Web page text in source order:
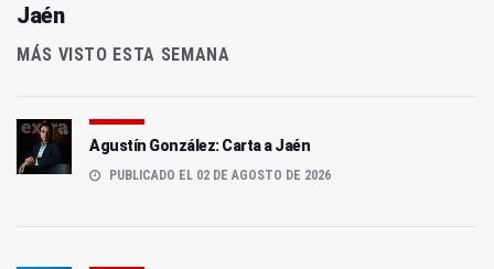
Jaén
MÁS VISTO ESTA SEMANA
Agustín González: Carta a Jaén
PUBLICADO EL 02 DE AGOSTO DE 2026